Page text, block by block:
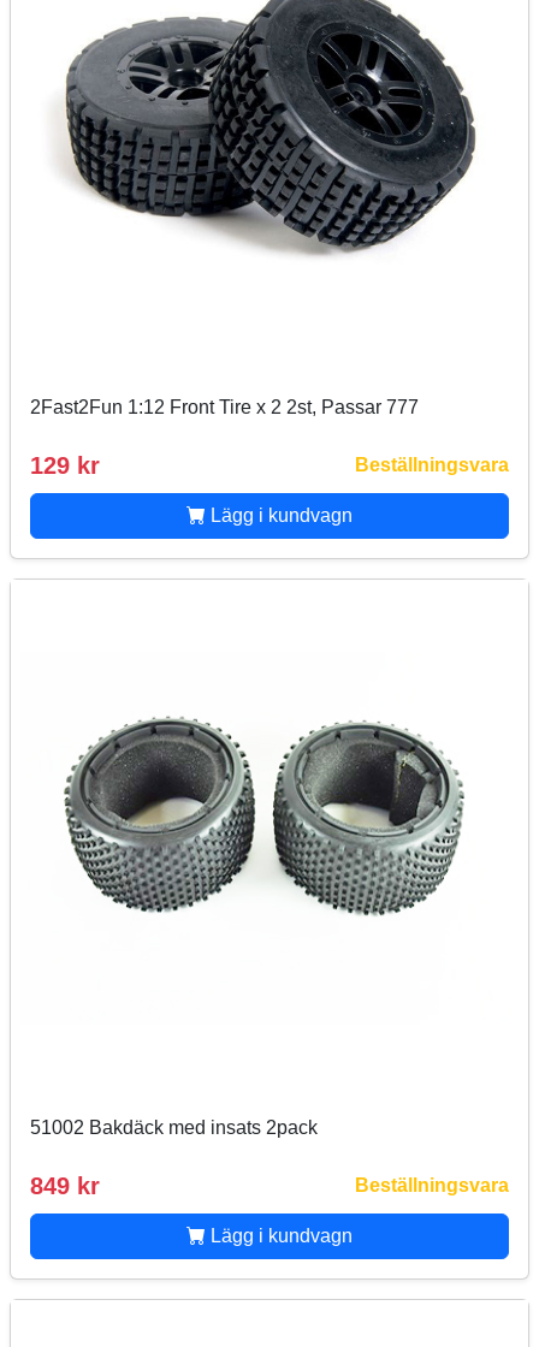
2Fast2Fun 1:12 Front Tire x 2 2st, Passar 777
129 kr Beställningsvara
Lägg i kundvagn
51002 Bakdäck med insats 2pack
849 kr Beställningsvara
Lägg i kundvagn